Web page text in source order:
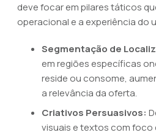
deve focar em pilares táticos
operacional e a experiência do
Segmentação de
em regiões específicas
reside ou consome,
a relevância da oferta.
Criativos Persuasivos:
visuais e textos com foco